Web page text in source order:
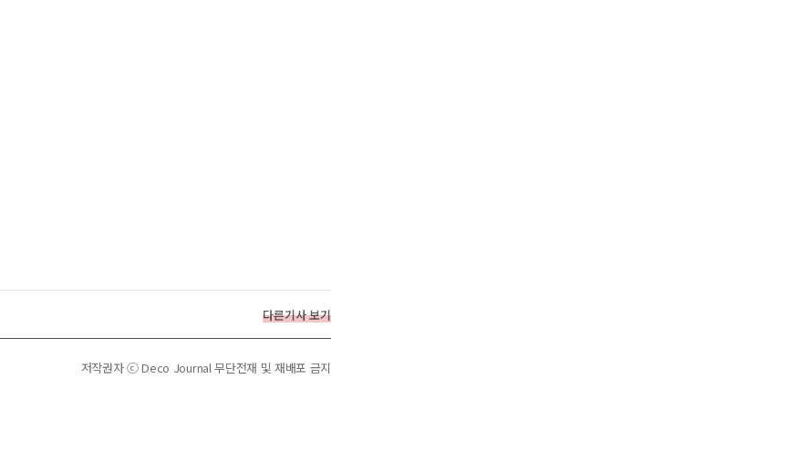
다른기사 보기
저작권자 ⓒ Deco Journal 무단전재 및 재배포 금지